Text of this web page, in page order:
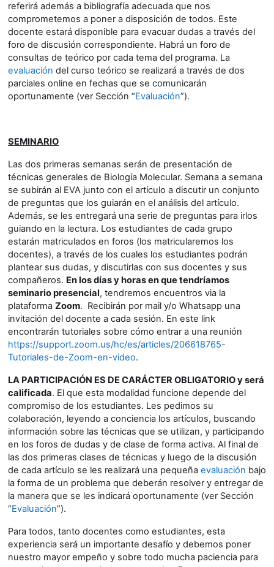
referirá además a bibliografía adecuada que nos
comprometemos a poner a disposición de todos. Este
docente estará disponible para evacuar dudas a través del
foro de discusión correspondiente. Habrá un foro de
consultas de teórico por cada tema del programa. La
evaluación del curso teórico se realizará a través de dos
parciales online en fechas que se comunicarán
oportunamente (ver Sección “Evaluación”).
SEMINARIO
Las dos primeras semanas serán de presentación de
técnicas generales de Biología Molecular. Semana a semana
se subirán al EVA junto con el artículo a discutir un conjunto
de preguntas que los guiarán en el análisis del artículo.
Además, se les entregará una serie de preguntas para irlos
guiando en la lectura. Los estudiantes de cada grupo
estarán matriculados en foros (los matricularemos los
docentes), a través de los cuales los estudiantes podrán
plantear sus dudas, y discutirlas con sus docentes y sus
compañeros. En los días y horas en que tendríamos
seminario presencial, tendremos encuentros via la
plataforma Zoom. Recibirán por mail y/o Whatsapp una
invitación del docente a cada sesión. En este link
encontrarán tutoriales sobre cómo entrar a una reunión
https://support.zoom.us/hc/es/articles/206618765-
Tutoriales-de-Zoom-en-video.
LA PARTICIPACIÓN ES DE CARÁCTER OBLIGATORIO y será
calificada. El que esta modalidad funcione depende del
compromiso de los estudiantes. Les pedimos su
colaboración, leyendo a conciencia los artículos, buscando
información sobre las técnicas que se utilizan, y participando
en los foros de dudas y de clase de forma activa. Al final de
las dos primeras clases de técnicas y luego de la discusión
de cada artículo se les realizará una pequeña evaluación bajo
la forma de un problema que deberán resolver y entregar de
la manera que se les indicará oportunamente (ver Sección
“Evaluación”).
Para todos, tanto docentes como estudiantes, esta
experiencia será un importante desafío y debemos poner
nuestro mayor empeño y sobre todo mucha paciencia para